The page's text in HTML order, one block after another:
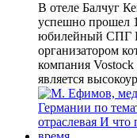
В отеле Балчуг
успешно прошел
юбилейный СПГ
организатором
компания
является